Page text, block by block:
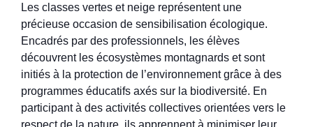
Les classes vertes et neige représentent une
précieuse occasion de sensibilisation écologique.
Encadrés par des professionnels, les élèves
découvrent les écosystèmes montagnards et sont
initiés à la protection de l’environnement grâce à des
programmes éducatifs axés sur la biodiversité. En
participant à des activités collectives orientées vers le